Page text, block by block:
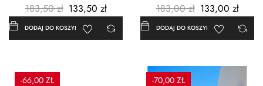
183,50 zł 133,50 zł
DODAJ DO KOSZYKA
183,00 zł 133,00 zł
DODAJ DO KOSZYKA
-66,00 ZŁ
-70,00 ZŁ